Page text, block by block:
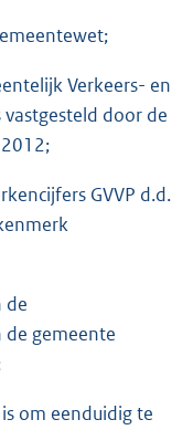
Verkeers- en
vastgesteld door de
GVVP d.d.
de
gemeente
om eenduidig te